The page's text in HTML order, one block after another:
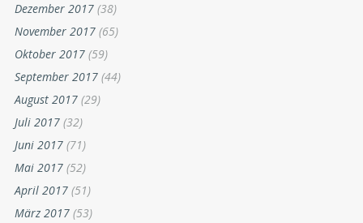
Dezember 2017 (38)
November 2017 (65)
Oktober 2017 (59)
September 2017 (44)
August 2017 (29)
Juli 2017 (32)
Juni 2017 (71)
Mai 2017 (52)
April 2017 (51)
März 2017 (53)